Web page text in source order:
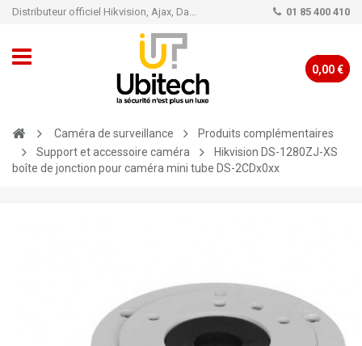
Distributeur officiel Hikvision, Ajax, Dahua, TP-Link - Caméra de vidéo surveillance - Alarme 01 85 400 410
0,00 €
Caméra de surveillance
Produits complémentaires
Support et accessoire caméra
Hikvision DS-1280ZJ-XS
boîte de jonction pour caméra mini tube DS-2CDx0xx